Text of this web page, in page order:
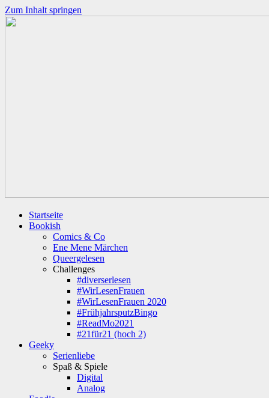
Zum Inhalt springen
Startseite
Bookish
Comics & Co
Ene Mene Märchen
Queergelesen
Challenges
#diverserlesen
#WirLesenFrauen
#WirLesenFrauen 2020
#FrühjahrsputzBingo
#ReadMo2021
#21für21 (hoch 2)
Geeky
Serienliebe
Spaß & Spiele
Digital
Analog